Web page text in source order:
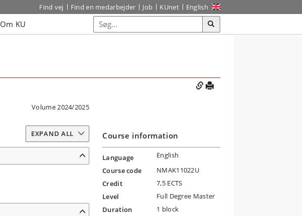
Find vej Find en medarbejder Job KUnet English
Om KU
Volume 2024/2025
EXPAND ALL Course information
Language
English
Course code
NMAK11022U
Credit
7,5 ECTS
Level
Full Degree Master
Duration
1 block